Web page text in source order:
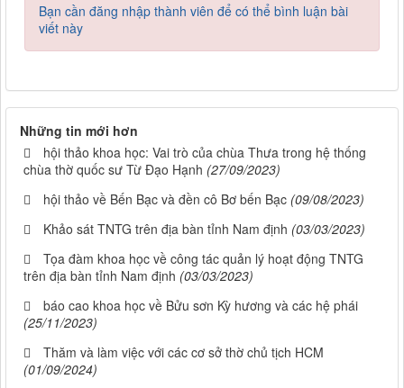
Bạn cần đăng nhập thành viên để có thể bình luận bài
viết này
Những tin mới hơn
hội thảo khoa học: Vai trò của chùa Thưa trong hệ thống
chùa thờ quốc sư Từ Đạo Hạnh (27/09/2023)
hội thảo về Bến Bạc và đền cô Bơ bến Bạc (09/08/2023)
Khảo sát TNTG trên địa bàn tỉnh Nam định (03/03/2023)
Tọa đàm khoa học về công tác quản lý hoạt động TNTG
trên địa bàn tỉnh Nam định (03/03/2023)
báo cao khoa học về Bửu sơn Kỳ hương và các hệ phái
(25/11/2023)
Thăm và làm việc với các cơ sở thờ chủ tịch HCM
(01/09/2024)